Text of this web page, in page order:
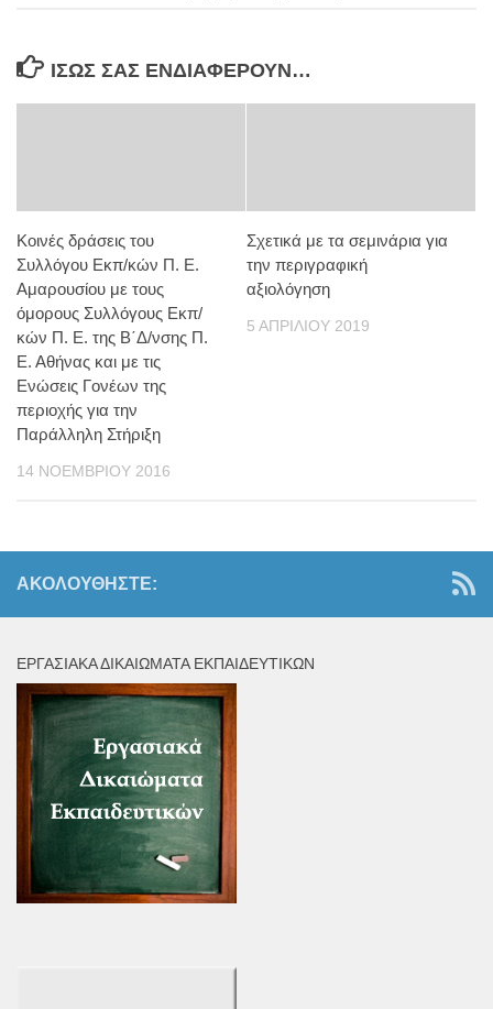
ΊΣΩΣ ΣΑΣ ΕΝΔΙΑΦΈΡΟΥΝ…
Κοινές δράσεις του
Συλλόγου Εκπ/κών Π. Ε.
Αμαρουσίου με τους
όμορους Συλλόγους Εκπ/
κών Π. Ε. της Β΄Δ/νσης Π.
Ε. Αθήνας και με τις
Ενώσεις Γονέων της
περιοχής για την
Παράλληλη Στήριξη
14 ΝΟΕΜΒΡΊΟΥ 2016
Σχετικά με τα σεμινάρια για
την περιγραφική
αξιολόγηση
5 ΑΠΡΙΛΊΟΥ 2019
ΑΚΟΛΟΥΘΉΣΤΕ:
ΕΡΓΑΣΙΑΚΆ ΔΙΚΑΙΏΜΑΤΑ ΕΚΠΑΙΔΕΥΤΙΚΏΝ